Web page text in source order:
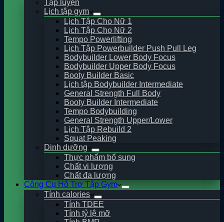
Tập luyện
Lịch tập gym
Lịch Tập Cho Nữ 1
Lịch Tập Cho Nữ 2
Tempo Powerlifting
Lịch Tập Powerbuilder Push Pull Leg
Bodybuilder Lower Body Focus
Bodybuilder Upper Body Focus
Booty Builder Basic
Lịch tập Bodybuilder Intermediate
General Strength Full Body
Booty Builder Intermediate
Tempo Bodybuilding
General Strength Upper/Lower
Lịch Tập Rebuild 2
Squat Peaking
Dinh dưỡng
Thực phẩm bổ sung
Chất vi lượng
Chất đa lượng
Công Cụ Hỗ Trợ Tập Gym
Tính calories
Tính TDEE
Tính tỷ lệ mỡ